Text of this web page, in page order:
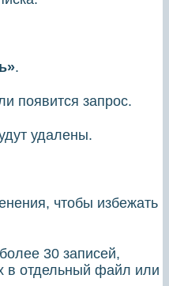
.
появится запрос.
удалены.
чтобы избежать
30 записей,
в отдельный файл или